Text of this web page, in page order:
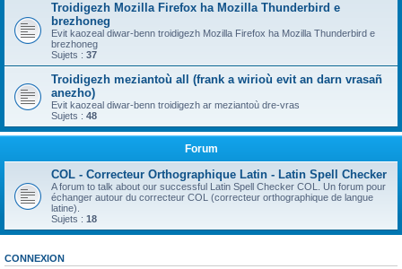
Troidigezh Mozilla Firefox ha Mozilla Thunderbird e
brezhoneg
Evit kaozeal diwar-benn troidigezh Mozilla Firefox ha Mozilla Thunderbird e
brezhoneg
Sujets : 37
Troidigezh meziantoù all (frank a wirioù evit an darn vrasañ
anezho)
Evit kaozeal diwar-benn troidigezh ar meziantoù dre-vras
Sujets : 48
Forum
COL - Correcteur Orthographique Latin - Latin Spell Checker
A forum to talk about our successful Latin Spell Checker COL. Un forum pour
échanger autour du correcteur COL (correcteur orthographique de langue
latine).
Sujets : 18
CONNEXION